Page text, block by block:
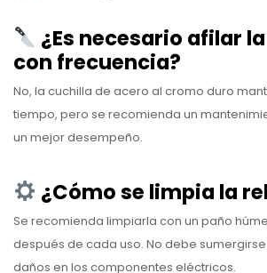
¿Es necesario afilar
con frecuencia?
No, la cuchilla de acero al cromo duro
tiempo, pero se recomienda un
un mejor desempeño.
¿Cómo se limpia la
Se recomienda limpiarla con un paño
después de cada uso. No debe
daños en los componentes eléctricos.